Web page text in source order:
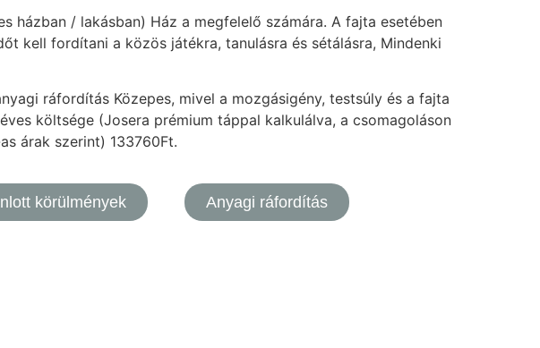
házban / lakásban) Ház a megfelelő számára. A fajta esetében
kell fordítani a közös játékra, tanulásra és sétálásra, Mindenki
ráfordítás Közepes, mivel a mozgásigény, testsúly és a fajta
költsége (Josera prémium táppal kalkulálva, a csomagoláson
árak szerint) 133760Ft.
körülmények Anyagi ráfordítás